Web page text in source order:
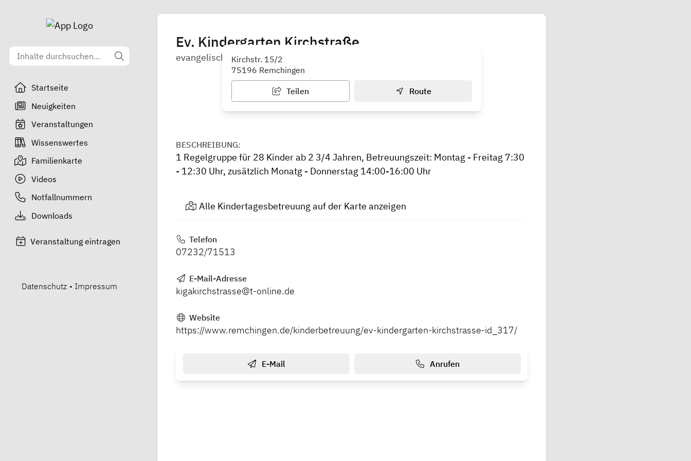
Startseite
Neuigkeiten
Veranstaltungen
Wissenswertes
Familienkarte
Videos
Notfallnummern
Downloads
Veranstaltung eintragen
Datenschutz • Impressum
Ev. Kindergarten Kirchstraße
evangelisch
Kirchstr. 15/2
75196 Remchingen
Teilen Route
BESCHREIBUNG:
1 Regelgruppe für 28 Kinder ab 2 3/4 Jahren, Betreuungszeit: Montag - Freitag 7:30
- 12:30 Uhr, zusätzlich Monatg - Donnerstag 14:00-16:00 Uhr
Alle Kindertagesbetreuung auf der Karte anzeigen
Telefon
07232/71513
E-Mail-Adresse
kigakirchstrasse@t-online.de
Website
https://www.remchingen.de/kinderbetreuung/ev-kindergarten-kirchstrasse-id_317/
E-Mail Anrufen